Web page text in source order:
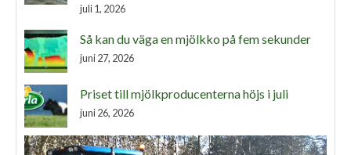
juli 1, 2026
Så kan du väga en mjölkko på fem sekunder
juni 27, 2026
Priset till mjölkproducenterna höjs i juli
juni 26, 2026